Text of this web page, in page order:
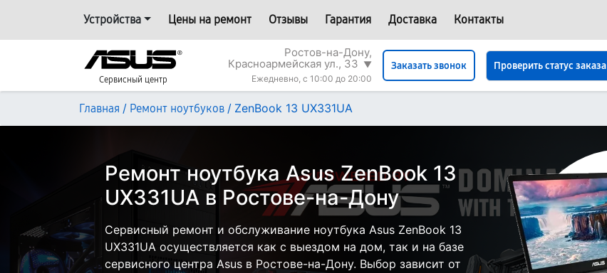
Устройства Цены на ремонт Отзывы Гарантия Доставка Контакты
Сервисный центр
Ростов-на-Дону,
Красноармейская ул., 33 ▼
Ежедневно, с 10:00 до 20:00
Заказать звонок Проверить статус заказа
Главная / Ремонт ноутбуков / ZenBook 13 UX331UA
Ремонт ноутбука Asus ZenBook 13
UX331UA в Ростове-на-Дону
Сервисный ремонт и обслуживание ноутбука Asus ZenBook 13
UX331UA осуществляется как с выездом на дом, так и на базе
сервисного центра Asus в Ростове-на-Дону. Выбор зависит от